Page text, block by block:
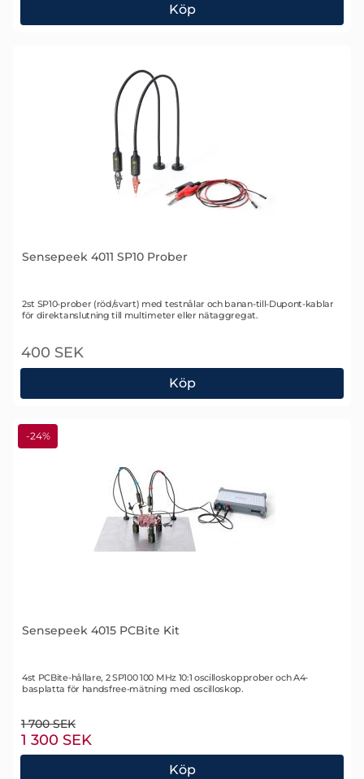
Köp
Sensepeek 4010 Kabeltillbehör PCBite prober
Sensepeek 4011 SP10 Prober
Art. nr 2352
2st SP10-prober (röd/svart) med testnålar och banan-till-Dupont-kablar
för direktanslutning till multimeter eller nätaggregat.
400 SEK
Köp
Sensepeek 4011 SP10 Prober
-24%
Sensepeek 4015 PCBite Kit
Art. nr 2351
4st PCBite-hållare, 2 SP100 100 MHz 10:1 oscilloskopprober och A4-
basplatta för handsfree-mätning med oscilloskop.
tidigare pris
1 700 SEK
rea pris
1 300 SEK
Köp